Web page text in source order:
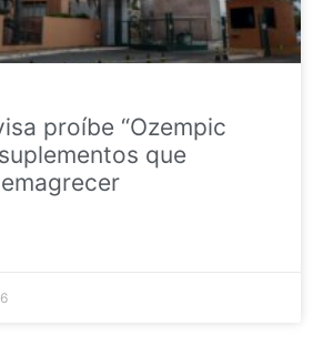
proíbe “Ozempic
que